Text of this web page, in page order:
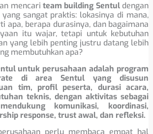
mencari team building Sentuldengan
sangat praktis: lokasinya di mana,
apa, berapa durasinya, dan bagaimana
itu wajar, tetapi untuk kebutuhan
yang lebih penting justru datang lebih
membutuhkan apa?
untuk perusahaan adalah program
di area Sentul yang disusun
tim, profil peserta, durasi acara,
teknis, dengan aktivitas sebagai
komunikasi, koordinasi,
response, trust awal, dan refleksi.